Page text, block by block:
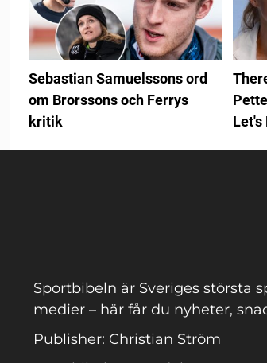
Sebastian Samuelssons ord
om Brorssons och Ferrys
kritik
Let's
Sportbibeln är Sveriges största
medier – här får du nyheter,
Publisher: Christian Ström